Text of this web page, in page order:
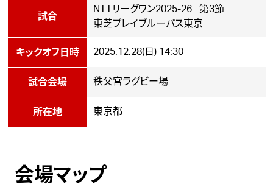
試合
NTTリーグワン2025-26 第3節
東芝ブレイブルーパス東京
キックオフ日時 2025.12.28(日) 14:30
試合会場 秩父宮ラグビー場
所在地 東京都
会場マップ